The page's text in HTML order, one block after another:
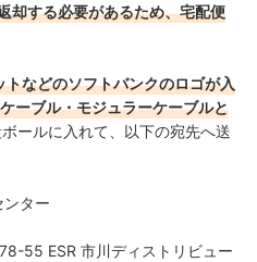
却する必要があるため、宅配便
トなどのソフトバンクのロゴが入
ーブル・モジュラーケーブルと
ールに入れて、以下の宛先へ送
ター
55 ESR 市川ディストリビュー